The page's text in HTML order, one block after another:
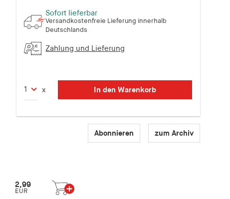
Sofort lieferbar
Versandkostenfreie Lieferung innerhalb
Deutschlands
Zahlung und Lieferung
x In den Warenkorb
Abonnieren zum Archiv
2,99
EUR